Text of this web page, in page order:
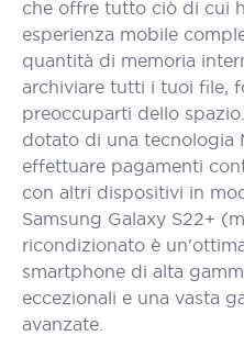
che offre tutto ciò di cui
esperienza mobile
quantità di memoria
archiviare tutti i tuoi file,
preoccuparti dello
dotato di una tecnologia
effettuare pagamenti
con altri dispositivi in
Samsung Galaxy S22+
ricondizionato è
smartphone di alta
eccezionali e una vasta
avanzate.